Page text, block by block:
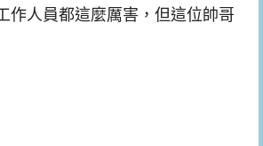
作人員都這麼厲害，但這位帥哥